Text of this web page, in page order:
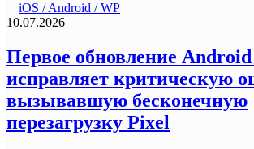
iOS / Android / WP
10.07.2026
Первое обновление Android
исправляет критическую
вызывавшую бесконечную
перезагрузку Pixel